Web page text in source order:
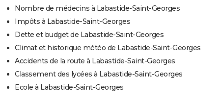
Nombre de médecins à Labastide-Saint-Georges
Impôts à Labastide-Saint-Georges
Dette et budget de Labastide-Saint-Georges
Climat et historique météo de Labastide-Saint-Georges
Accidents de la route à Labastide-Saint-Georges
Classement des lycées à Labastide-Saint-Georges
Ecole à Labastide-Saint-Georges